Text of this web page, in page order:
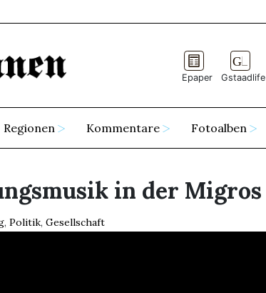
Epaper Gstaadlife
Regionen Kommentare Fotoalben
in der Migros
, Politik, Gesellschaft